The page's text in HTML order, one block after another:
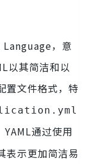
，意
以其简洁和以
置文件格式，特
YAML通过使用
表示更加简洁易